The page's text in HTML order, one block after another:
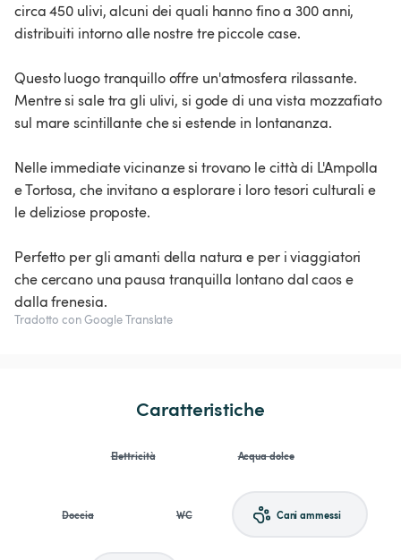
circa 450 ulivi, alcuni dei quali hanno fino a 300 anni,
distribuiti intorno alle nostre tre piccole case.
Questo luogo tranquillo offre un'atmosfera rilassante.
Mentre si sale tra gli ulivi, si gode di una vista mozzafiato
sul mare scintillante che si estende in lontananza.
Nelle immediate vicinanze si trovano le città di L'Ampolla
e Tortosa, che invitano a esplorare i loro tesori culturali e
le deliziose proposte.
Perfetto per gli amanti della natura e per i viaggiatori
che cercano una pausa tranquilla lontano dal caos e
dalla frenesia.
Tradotto con Google Translate
Caratteristiche
Elettricità Acqua dolce
Doccia WC Cani ammessi